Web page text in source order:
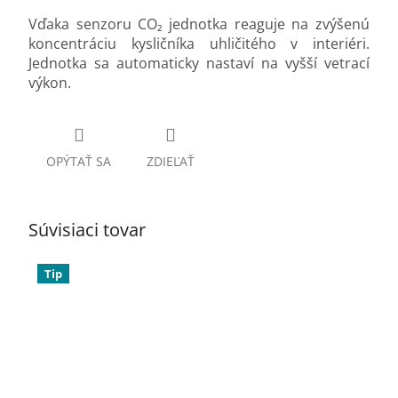
Vďaka senzoru CO₂ jednotka reaguje na zvýšenú
koncentráciu kysličníka uhličitého v interiéri.
Jednotka sa automaticky nastaví na vyšší vetrací
výkon.
OPÝTAŤ SA ZDIEĽAŤ
Súvisiaci tovar
Tip